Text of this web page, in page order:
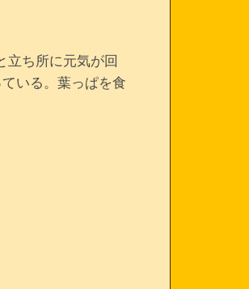
立ち所に元気が回
いる。葉っぱを食